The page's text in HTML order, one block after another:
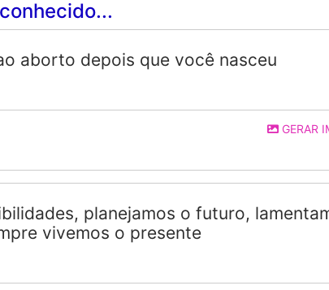
aborto depois que você nasceu
GERAR
planejamos o futuro,
vivemos o presente